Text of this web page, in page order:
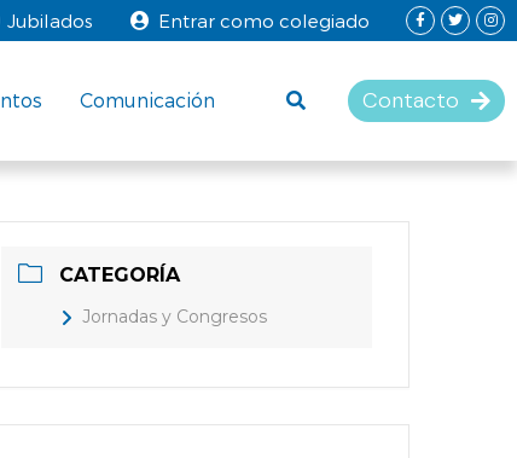
Jubilados Entrar como colegiado
Comunicación Contacto
CATEGORÍA
Jornadas y Congresos